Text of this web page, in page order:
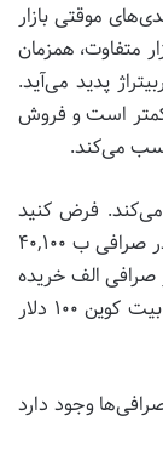
موقتی بازار
متفاوت، همزمان
پدید می‌آید.
کمتر است و فروش
کسب می‌کند.
می‌کند. فرض کنید
قیمت بیت کوین در صرافی الف ۴۰,۰۰۰ دلار و در صرافی ب ۴۰,۱۰۰
صرافی الف خریده
و بلافاصله در صرافی ب بفروشد و به ازای هر بیت کوین ۱۰۰ دلار
وجود دارد